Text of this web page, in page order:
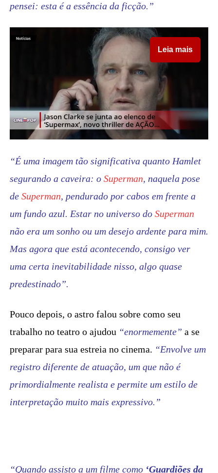
pensei: esta é a essência da ficção.”
Leia mais
“É uma imagem tão significativa quanto Hamlet
segurando a caveira: o Superman, naquela pose
de Superman, pendurado por cabos em frente a
um fundo azul. Estar no universo do Superman
não era um sonho ou um desejo ardente para mim.
Mas agora que está acontecendo, consigo ver
uma certa inevitabilidade nisso, algo quase
predestinado”.
Pouco depois, o astro falou sobre como seu
trabalho no teatro o ajudou “enormemente” a se
preparar para sua estreia no cinema. “Envolve um
registro diferente de atuação, um que não é
primordialmente realista e permite um estilo de
interpretação muito mais expressivo.”
“Quando assisto a um filme como ‘Guardiões da